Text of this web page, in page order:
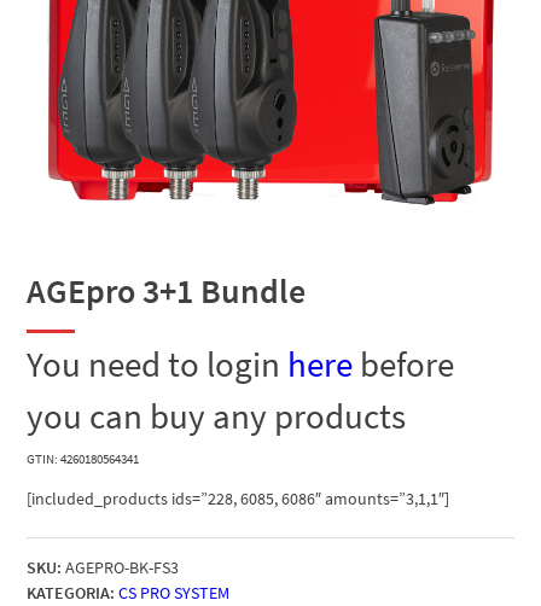
AGEpro 3+1 Bundle
You need to login here before
you can buy any products
GTIN: 4260180564341
[included_products ids=”228, 6085, 6086″ amounts=”3,1,1″]
SKU: AGEPRO-BK-FS3
KATEGORIA: CS PRO SYSTEM